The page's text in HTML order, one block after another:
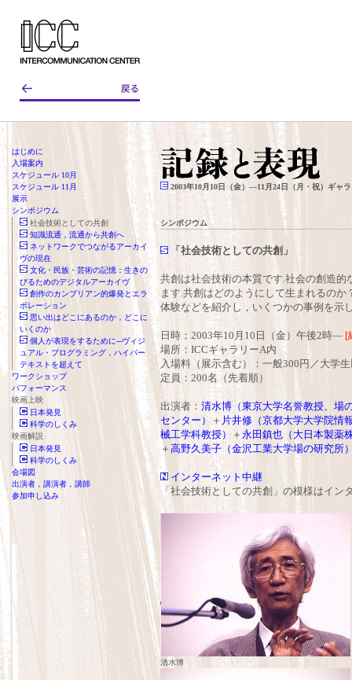
はじめに
入場案内
スケジュール 10月
スケジュール 11月
展示
シンポジウム
社会技術としての共創
知識流通，流通から共創へ
ネットワークでつながるアーカイ
ヴの現在
文化・民族・芸術の記憶：生きの
びるためのデジタルアーカイヴ
創作のカンブリアン的爆発とエラ
ボレーション
思い出はどこにあるのか，どこに
いくのか
個人が表現をするために─ヴィジ
ュアル・プログラミング，ハイパー
テキストを超えて
ワークショップ
パフォーマンス
映画上映
日本発見
科学のしくみ
映画解説
日本発見
科学のしくみ
会場図
出演者，講演者，講師
参加申し込み
2003年10月10日（金）—11月24日（月・祝）ギャ
シンポジウム
「社会技術としての共創」
共創は社会技術の本質です.社会の創造
ます.共創はどのようにして生まれるの
体験などを紹介し，いくつかの事例を示
日時：2003年10月10日（金）午後2時— [
場所：ICCギャラリーA内
入場料（展示含む）：一般300円／大学
定員：200名（先着順）
出演者： 清水博（東京大学名誉教授、場
センター）
＋ 片井修（京都大学大学院情
械工学科教授）
＋ 永田鎮也（大日本製薬
＋ 高野久美子（金沢工業大学場の研究所
インターネット中継
「社会技術としての共創」の模様はイン
清水博